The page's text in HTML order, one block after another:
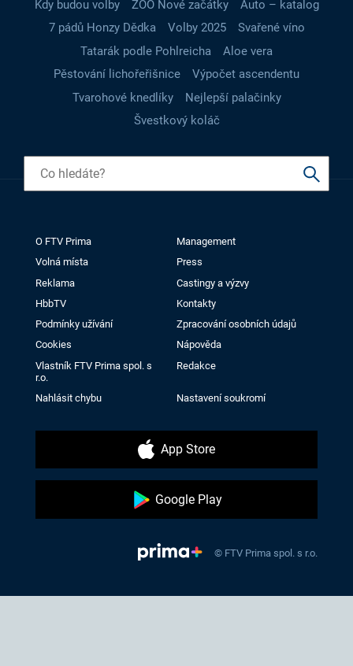
Kdy budou volby
ZOO Nové začátky
Auto – katalog
7 pádů Honzy Dědka
Volby 2025
Svařené víno
Tatarák podle Pohlreicha
Aloe vera
Pěstování lichořeřišnice
Výpočet ascendentu
Tvarohové knedlíky
Nejlepší palačinky
Švestkový koláč
O FTV Prima
Management
Volná místa
Press
Reklama
Castingy a výzvy
HbbTV
Kontakty
Podmínky užívání
Zpracování osobních údajů
Cookies
Nápověda
Vlastník FTV Prima spol. s
r.o.
Redakce
Nahlásit chybu Nastavení soukromí
App Store
Google Play
© FTV Prima spol. s r.o.